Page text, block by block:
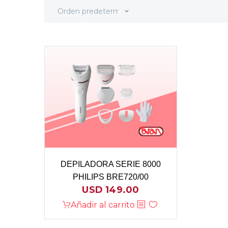
Orden predeterminado
DEPILADORA SERIE 8000
PHILIPS BRE720/00
USD149.00
Añadir al carrito